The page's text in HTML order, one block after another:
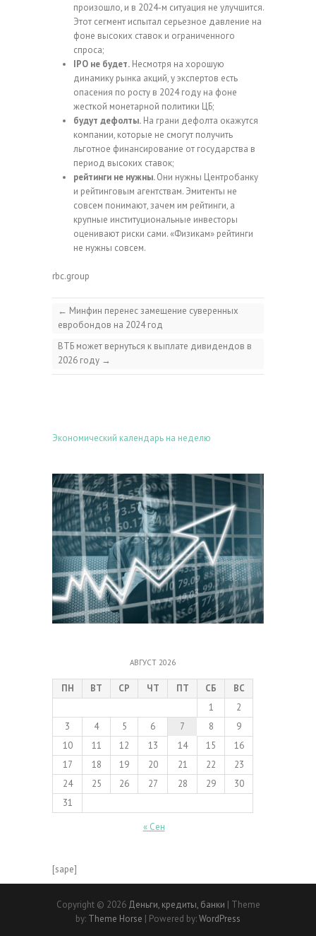
произошло, и в 2024-м ситуация не улучшится.
Этот сегмент испытал серьезное давление на
фоне высоких ставок и ограниченного
спроса;
IPO не будет. Несмотря на хорошую
динамику рынка акций, у экспертов есть
опасения по росту в 2024 году на фоне
жесткой монетарной политики ЦБ;
будут дефолты. На грани дефолта окажутся
компании, которые не смогут получить
льготное финансирование от государства в
период высоких ставок;
рейтинги не нужны.Они нужны Центробанку
и рейтинговым агентствам. Эмитенты не
совсем понимают, зачем им рейтинги, а
крупные институциональные инвесторы
оценивают риски сами. «Физикам» рейтинги
не нужны совсем.
rbc.group
← Минфин перенес замещение суверенных
евробондов на 2024 год
ВТБ может вернуться к выплате дивидендов в
2026 году →
Экономический календарь на неделю
АВГУСТ 2026
ПН ВТ СР ЧТ ПТ СБ
ВС
1
2
3
4 5 6 7 8
9
10
11 12 13 14 15
16
17
18 19 20 21 22
23
24
25 26 27 28 29
30
31
« Сен
[sape]
Copyright © 2026 Деньги, кредиты, банки | Theme
by: Theme Horse | Powered by:WordPress